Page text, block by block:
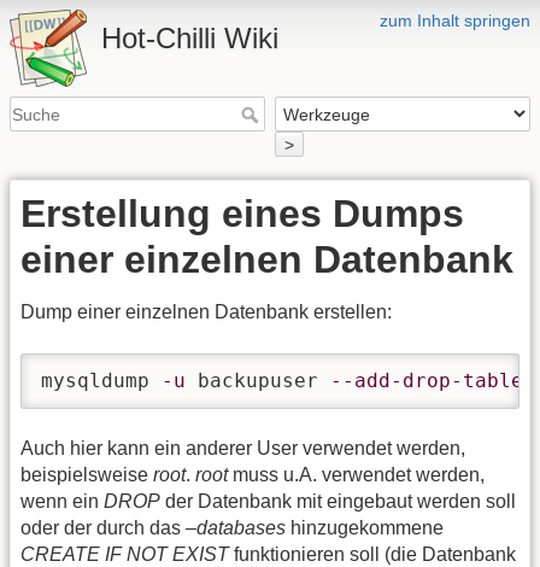
zum Inhalt springen
Hot-Chilli Wiki
>
Erstellung eines Dumps
einer einzelnen Datenbank
Dump einer einzelnen Datenbank erstellen:
mysqldump -u backupuser --add-drop-table
Auch hier kann ein anderer User verwendet werden,
beispielsweise root. rootmuss u.A. verwendet werden,
wenn ein DROP der Datenbank mit eingebaut werden soll
oder der durch das –databases hinzugekommene
CREATE IF NOT EXISTfunktionieren soll (die Datenbank